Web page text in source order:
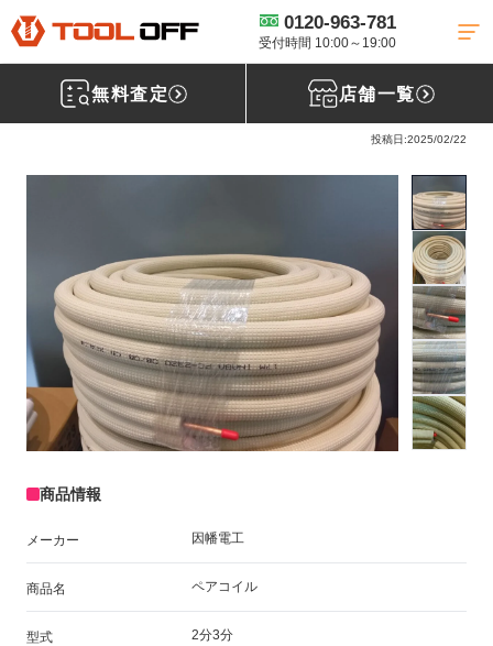
0120-963-781
受付時間 10:00～19:00
無料査定 店舗一覧
工具買取TOP 建材買取 ペアコイル買取
【買取実績】因幡電工 ペア
コイル 2分3分 20m [北海道札幌市]札幌白石店
因幡電工 ペアコイル 2分3分
投稿日:2025/02/22
商品情報
メーカー 因幡電工
商品名 ペアコイル
型式 2分3分